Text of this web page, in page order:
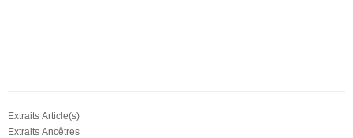
Extraits Article(s)
Extraits Ancêtres